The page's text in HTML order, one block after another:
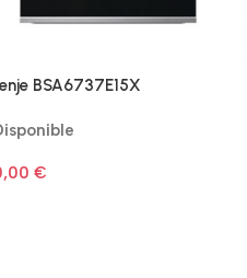
BSA6737E15X
€